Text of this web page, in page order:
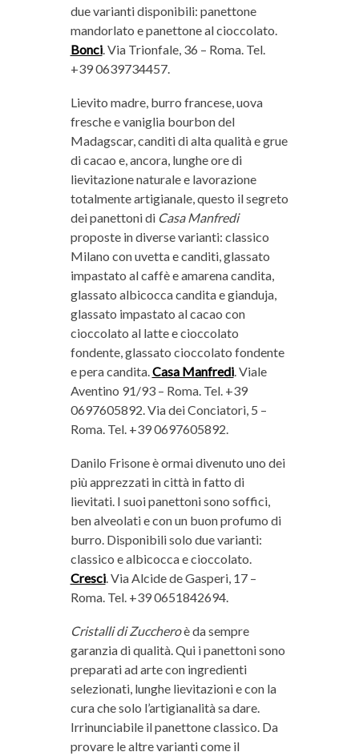
due varianti disponibili: panettone
mandorlato e panettone al cioccolato.
Bonci. Via Trionfale, 36 – Roma. Tel.
+39 0639734457.
Lievito madre, burro francese, uova
fresche e vaniglia bourbon del
Madagscar, canditi di alta qualità e grue
di cacao e, ancora, lunghe ore di
lievitazione naturale e lavorazione
totalmente artigianale, questo il segreto
dei panettoni di Casa Manfredi
proposte in diverse varianti: classico
Milano con uvetta e canditi, glassato
impastato al caffè e amarena candita,
glassato albicocca candita e gianduja,
glassato impastato al cacao con
cioccolato al latte e cioccolato
fondente, glassato cioccolato fondente
e pera candita. Casa Manfredi. Viale
Aventino 91/93 – Roma. Tel. +39
0697605892. Via dei Conciatori, 5 –
Roma. Tel. +39 0697605892.
Danilo Frisone è ormai divenuto uno dei
più apprezzati in città in fatto di
lievitati. I suoi panettoni sono soffici,
ben alveolati e con un buon profumo di
burro. Disponibili solo due varianti:
classico e albicocca e cioccolato.
Cresci. Via Alcide de Gasperi, 17 –
Roma. Tel. +39 0651842694.
Cristalli di Zuccheroè da sempre
garanzia di qualità. Qui i panettoni sono
preparati ad arte con ingredienti
selezionati, lunghe lievitazioni e con la
cura che solo l’artigianalità sa dare.
Irrinunciabile il panettone classico. Da
provare le altre varianti come il